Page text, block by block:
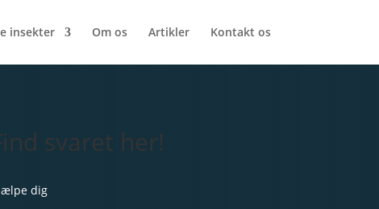
insekter Om os Artikler Kontakt os
svaret her!
dig